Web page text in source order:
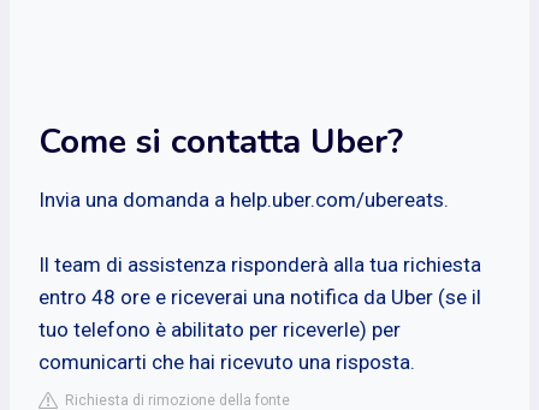
Come si contatta Uber?
Invia una domanda a help.uber.com/ubereats.
Il team di assistenza risponderà alla tua richiesta
entro 48 ore e riceverai una notifica da Uber (se il
tuo telefono è abilitato per riceverle) per
comunicarti che hai ricevuto una risposta.
Richiesta di rimozione della fonte